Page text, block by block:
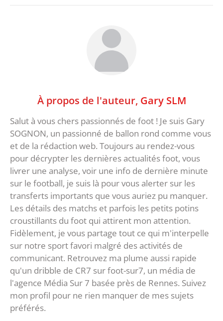
À propos de l'auteur, Gary SLM
Salut à vous chers passionnés de foot ! Je suis Gary
SOGNON, un passionné de ballon rond comme vous
et de la rédaction web. Toujours au rendez-vous
pour décrypter les dernières actualités foot, vous
livrer une analyse, voir une info de dernière minute
sur le football, je suis là pour vous alerter sur les
transferts importants que vous auriez pu manquer.
Les détails des matchs et parfois les petits potins
croustillants du foot qui attirent mon attention.
Fidèlement, je vous partage tout ce qui m'interpelle
sur notre sport favori malgré des activités de
communicant. Retrouvez ma plume aussi rapide
qu'un dribble de CR7 sur foot-sur7, un média de
l'agence Média Sur 7 basée près de Rennes. Suivez
mon profil pour ne rien manquer de mes sujets
préférés.